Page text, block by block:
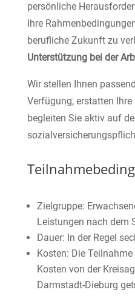
persönliche
Ihre
berufliche Zukunft zu
Unterstützung bei der
Wir stellen Ihnen
Verfügung, erstatten
begleiten Sie aktiv auf
Zielgruppe:
Leistungen nach dem
Dauer: In der Regel
Kosten: Die
Kosten von der
Darmstadt-Dieburg